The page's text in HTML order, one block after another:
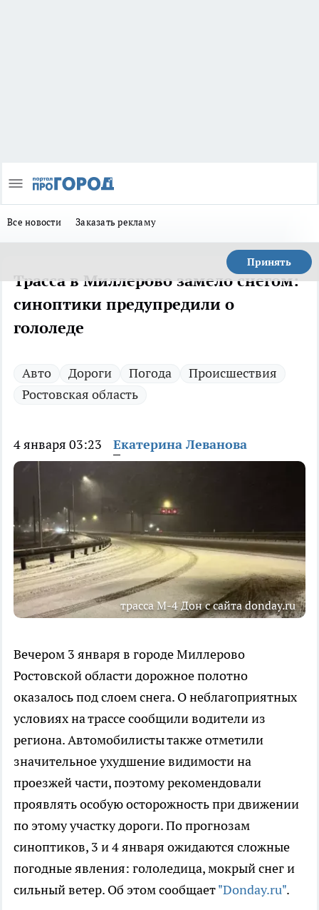
Все новости Заказать рекламу
Принять
Трасса в Миллерово замело снегом:
синоптики предупредили о
гололеде
Авто Дороги Погода
Происшествия
Ростовская область
4 января 03:23 Екатерина Леванова
трасса М-4 Дон с сайта donday.ru
Вечером 3 января в городе Миллерово
Ростовской области дорожное полотно
оказалось под слоем снега. О неблагоприятных
условиях на трассе сообщили водители из
региона. Автомобилисты также отметили
значительное ухудшение видимости на
проезжей части, поэтому рекомендовали
проявлять особую осторожность при движении
по этому участку дороги. По прогнозам
синоптиков, 3 и 4 января ожидаются сложные
погодные явления: гололедица, мокрый снег и
сильный ветер. Об этом сообщает"Donday.ru".